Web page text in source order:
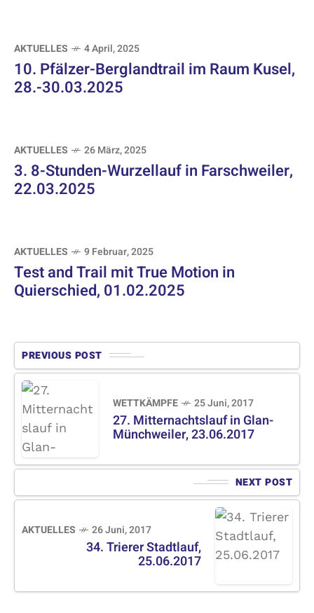
AKTUELLES 4 April, 2025
10. Pfälzer-Berglandtrail im Raum Kusel,
28.-30.03.2025
AKTUELLES 26 März, 2025
3. 8-Stunden-Wurzellauf in Farschweiler,
22.03.2025
AKTUELLES 9 Februar, 2025
Test and Trail mit True Motion in
Quierschied, 01.02.2025
PREVIOUS POST
WETTKÄMPFE 25 Juni, 2017
27. Mitternachtslauf in Glan-
Münchweiler, 23.06.2017
NEXT POST
AKTUELLES 26 Juni, 2017
34. Trierer Stadtlauf,
25.06.2017